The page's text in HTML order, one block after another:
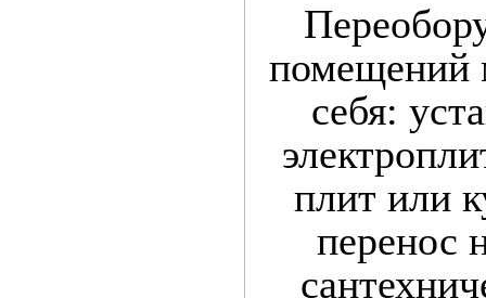
помещений
себя:
плит или
перенос